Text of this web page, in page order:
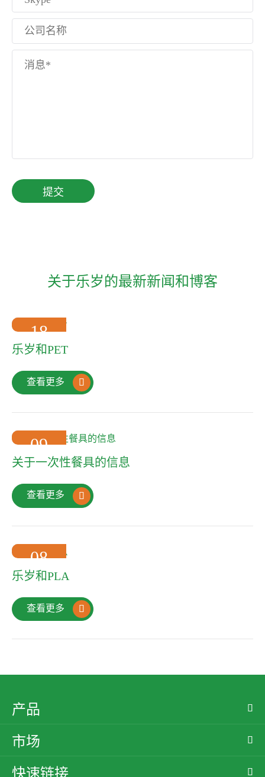
关于乐岁的最新新闻和博客
18
2022-10
乐岁和PET
查看更多 
09
2022-10
关于一次性餐具的信息
查看更多 
08
2022-10
乐岁和PLA
查看更多 
产品 
市场 
快速链接 